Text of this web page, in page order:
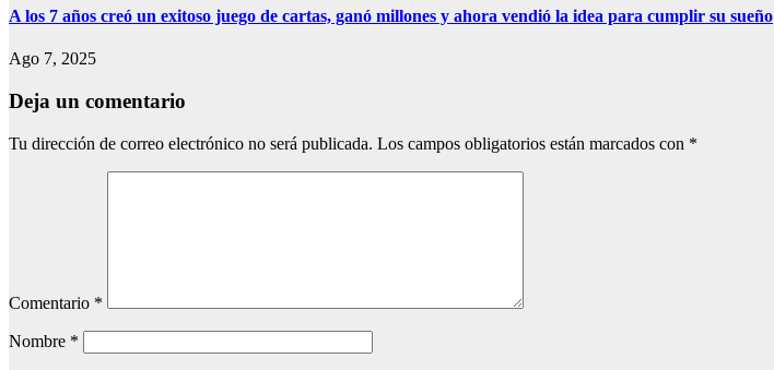
A los 7 años creó un exitoso juego de cartas, ganó millones y ahora vendió la idea para cumplir su sueño
Ago 7, 2025
Deja un comentario
Tu dirección de correo electrónico no será publicada. Los campos obligatorios están marcados con *
Comentario *
Nombre *